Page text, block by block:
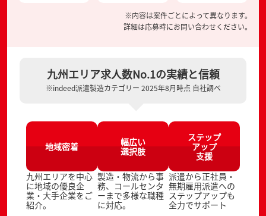
※内容は案件ごとによって異なります。
詳細は応募時にお問い合わせください。
九州エリア求人数No.1の実績と信頼
※indeed派遣製造カテゴリー 2025年8月時点 自社調べ
地域密着
九州エリアを中心
に地域の優良企
業・大手企業をご
紹介。
幅広い
選択肢
製造・物流から事
務、コールセンタ
ーまで多様な職種
に対応。
ステップ
アップ
支援
派遣から正社員・
無期雇用派遣への
ステップアップも
全力でサポート